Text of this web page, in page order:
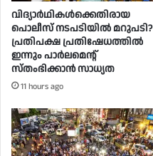
വിദ്യാര്‍ഥികള്‍ക്കെതിരായ
പൊലീസ് നടപടിയില്‍ മറുപടി?
പ്രതിപക്ഷ പ്രതിഷേധത്തില്‍
ഇന്നും പാര്‍ലമെന്റ്
സ്തംഭിക്കാന്‍ സാധ്യത
11 hours ago